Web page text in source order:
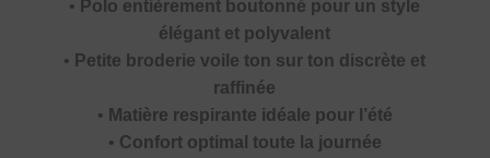
• Polo entièrement boutonné pour un style
élégant et polyvalent
• Petite broderie voile ton sur ton discrète et
raffinée
• Matière respirante idéale pour l’été
• Confort optimal toute la journée